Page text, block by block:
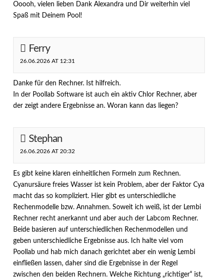
Ooooh, vielen lieben Dank Alexandra und Dir weiterhin viel
Spaß mit Deinem Pool!
Ferry
26.06.2026 AT 12:31
Danke für den Rechner. Ist hilfreich.
In der Poollab Software ist auch ein aktiv Chlor Rechner, aber
der zeigt andere Ergebnisse an. Woran kann das liegen?
Stephan
26.06.2026 AT 20:32
Es gibt keine klaren einheitlichen Formeln zum Rechnen.
Cyanursäure freies Wasser ist kein Problem, aber der Faktor Cya
macht das so kompliziert. Hier gibt es unterschiedliche
Rechenmodelle bzw. Annahmen. Soweit ich weiß, ist der Lembi
Rechner recht anerkannt und aber auch der Labcom Rechner.
Beide basieren auf unterschiedlichen Rechenmodellen und
geben unterschiedliche Ergebnisse aus. Ich halte viel vom
Poollab und hab mich danach gerichtet aber ein wenig Lembi
einfließen lassen, daher sind die Ergebnisse in der Regel
zwischen den beiden Rechnern. Welche Richtung „richtiger“ ist,